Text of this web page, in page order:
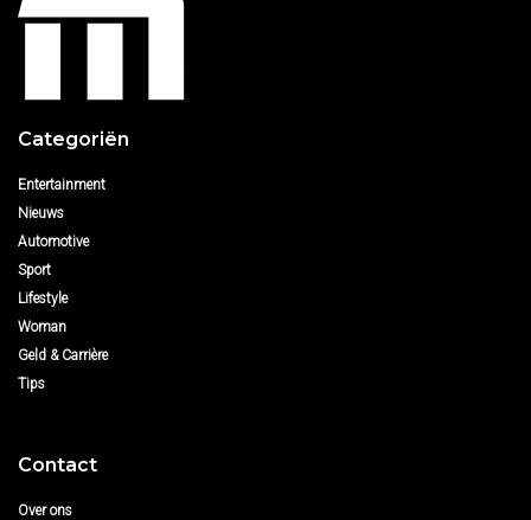
Categoriën
Entertainment
Nieuws
Automotive
Sport
Lifestyle
Woman
Geld & Carrière
Tips
Contact
Over ons